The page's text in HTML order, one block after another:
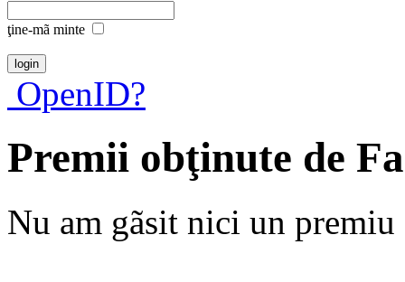
ţine-mã minte
OpenID?
Premii obţinute de
Nu am gãsit nici un premiu